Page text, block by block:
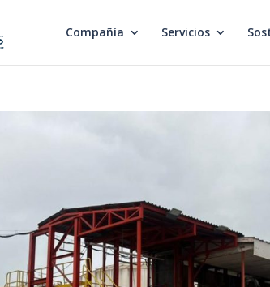
Compañía Servicios